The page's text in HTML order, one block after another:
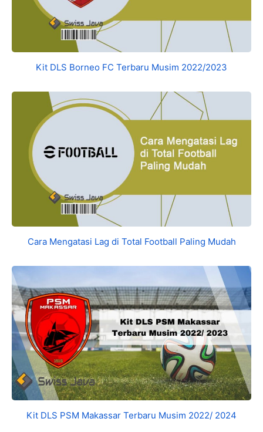
Kit DLS Borneo FC Terbaru Musim 2022/2023
Cara Mengatasi Lag di Total Football Paling Mudah
Kit DLS PSM Makassar Terbaru Musim 2022/ 2024